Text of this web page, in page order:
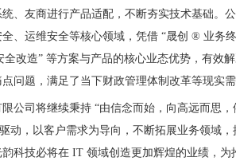
、友商进行产品适配，不断夯实技术基础。
、运维安全等核心领域，凭借 “晟创 ® 业务
改造” 等方案与产品的核心业态优势，有效
问题，满足了当下财政管理体制改革等现实需
公司将继续秉持 “由信念而始，向高远而思
动，以客户需求为导向，不断拓展业务领域，
科技必将在 IT 领域创造更加辉煌的业绩，为